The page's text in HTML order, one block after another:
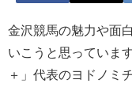
金沢競馬の魅力や面
いこうと思っていま
＋」代表のヨドノミ